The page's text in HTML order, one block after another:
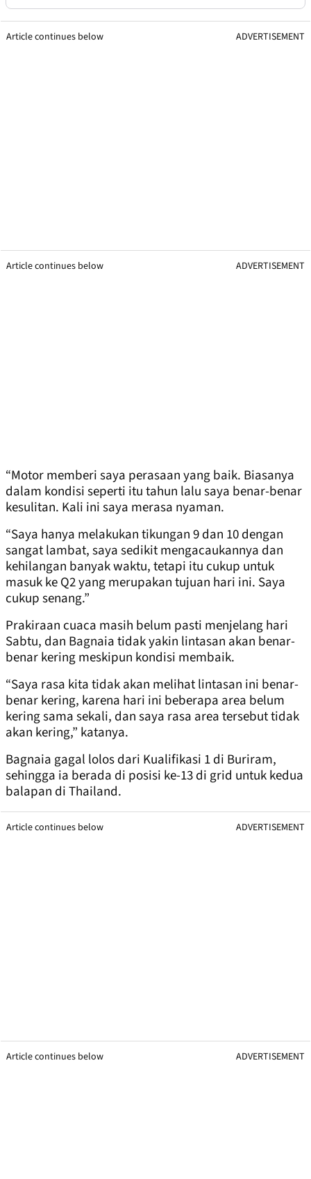
Article continues below ADVERTISEMENT
Article continues below ADVERTISEMENT
“Motor memberi saya perasaan yang baik. Biasanya
dalam kondisi seperti itu tahun lalu saya benar-benar
kesulitan. Kali ini saya merasa nyaman.
“Saya hanya melakukan tikungan 9 dan 10 dengan
sangat lambat, saya sedikit mengacaukannya dan
kehilangan banyak waktu, tetapi itu cukup untuk
masuk ke Q2 yang merupakan tujuan hari ini. Saya
cukup senang.”
Prakiraan cuaca masih belum pasti menjelang hari
Sabtu, dan Bagnaia tidak yakin lintasan akan benar-
benar kering meskipun kondisi membaik.
“Saya rasa kita tidak akan melihat lintasan ini benar-
benar kering, karena hari ini beberapa area belum
kering sama sekali, dan saya rasa area tersebut tidak
akan kering,” katanya.
Bagnaia gagal lolos dari Kualifikasi 1 di Buriram,
sehingga ia berada di posisi ke-13 di grid untuk kedua
balapan di Thailand.
Article continues below ADVERTISEMENT
Article continues below ADVERTISEMENT